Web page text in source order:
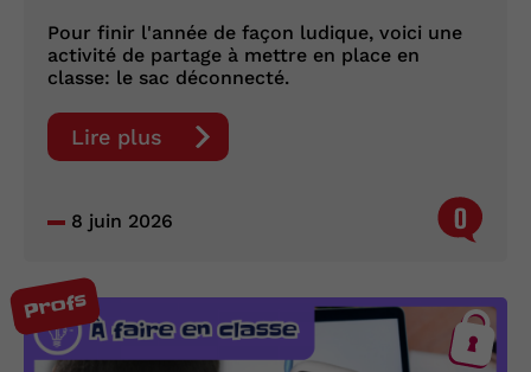
Pour finir l'année de façon ludique, voici une
activité de partage à mettre en place en
classe: le sac déconnecté.
Lire plus
8 juin 2026 0
Profs